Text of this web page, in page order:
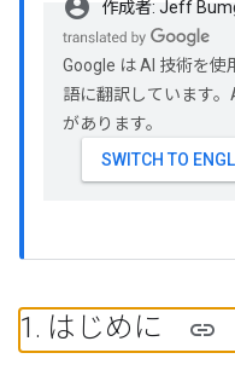
account_circle 作成者: Jeff
Google は AI 技術を
語に翻訳しています
があります。
1. はじめに